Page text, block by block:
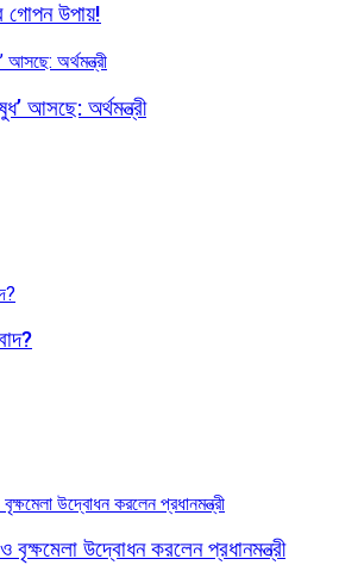
গোপন উপায়!
আসছে: অর্থমন্ত্রী
বৃক্ষমেলা উদ্বোধন করলেন প্রধানমন্ত্রী